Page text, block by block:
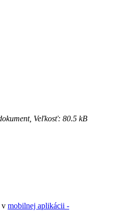
Veľkosť: 80.5 kB
v mobilnej aplikácii -